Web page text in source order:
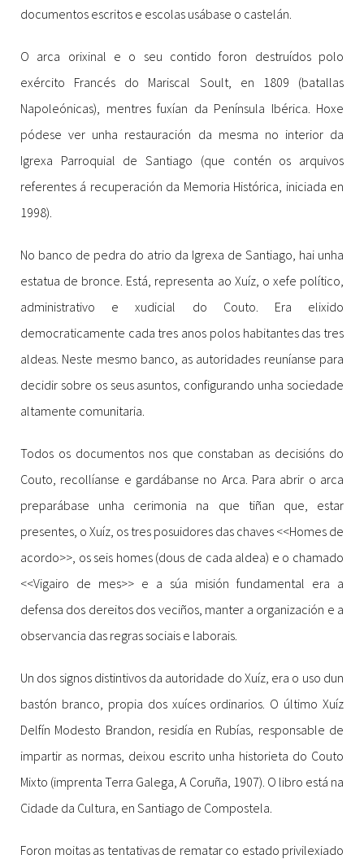
documentos escritos e escolas usábase o castelán.
O arca orixinal e o seu contido foron destruídos polo
exército Francés do Mariscal Soult, en 1809 (batallas
Napoleónicas), mentres fuxían da Península Ibérica. Hoxe
pódese ver unha restauración da mesma no interior da
Igrexa Parroquial de Santiago (que contén os arquivos
referentes á recuperación da Memoria Histórica, iniciada en
1998).
No banco de pedra do atrio da Igrexa de Santiago, hai unha
estatua de bronce. Está, representa ao Xuíz, o xefe político,
administrativo e xudicial do Couto. Era elixido
democraticamente cada tres anos polos habitantes das tres
aldeas. Neste mesmo banco, as autoridades reuníanse para
decidir sobre os seus asuntos, configurando unha sociedade
altamente comunitaria.
Todos os documentos nos que constaban as decisións do
Couto, recollíanse e gardábanse no Arca. Para abrir o arca
preparábase unha cerimonia na que tiñan que, estar
presentes, o Xuíz, os tres posuidores das chaves <<Homes de
acordo>>, os seis homes (dous de cada aldea) e o chamado
<<Vigairo de mes>> e a súa misión fundamental era a
defensa dos dereitos dos veciños, manter a organización e a
observancia das regras sociais e laborais.
Un dos signos distintivos da autoridade do Xuíz, era o uso dun
bastón branco, propia dos xuíces ordinarios. O último Xuíz
Delfín Modesto Brandon, residía en Rubías, responsable de
impartir as normas, deixou escrito unha historieta do Couto
Mixto (imprenta Terra Galega, A Coruña, 1907). O libro está na
Cidade da Cultura, en Santiago de Compostela.
Foron moitas as tentativas de rematar co estado privilexiado